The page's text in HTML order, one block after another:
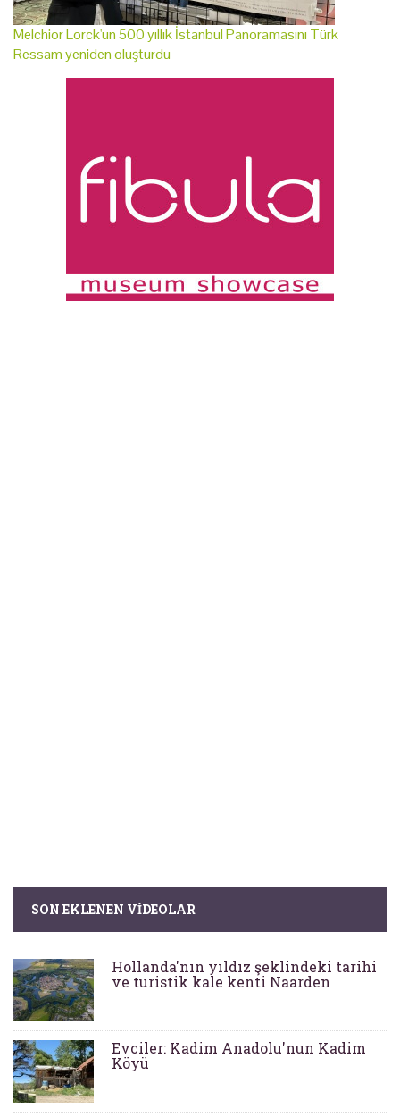
Melchior Lorck'un 500 yıllık İstanbul Panoramasını Türk
Ressam yeniden oluşturdu
SON EKLENEN VIDEOLAR
Hollanda'nın yıldız şeklindeki tarihi
ve turistik kale kenti Naarden
Evciler: Kadim Anadolu'nun Kadim
Köyü